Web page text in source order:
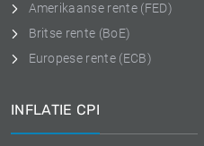
Amerikaanse rente (FED)
Britse rente (BoE)
Europese rente (ECB)
INFLATIE CPI